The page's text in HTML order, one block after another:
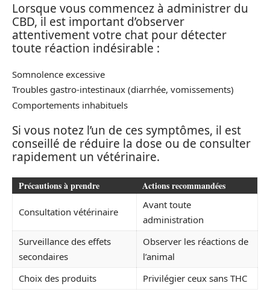
Lorsque vous commencez à administrer du
CBD, il est important d’observer
attentivement votre chat pour détecter
toute réaction indésirable :
Somnolence excessive
Troubles gastro-intestinaux (diarrhée, vomissements)
Comportements inhabituels
Si vous notez l’un de ces symptômes, il est
conseillé de réduire la dose ou de consulter
rapidement un vétérinaire.
Précautions à prendre Actions recommandées
Consultation vétérinaire
Avant toute
administration
Surveillance des effets
secondaires
Observer les réactions de
l’animal
Choix des produits
Privilégier ceux sans THC